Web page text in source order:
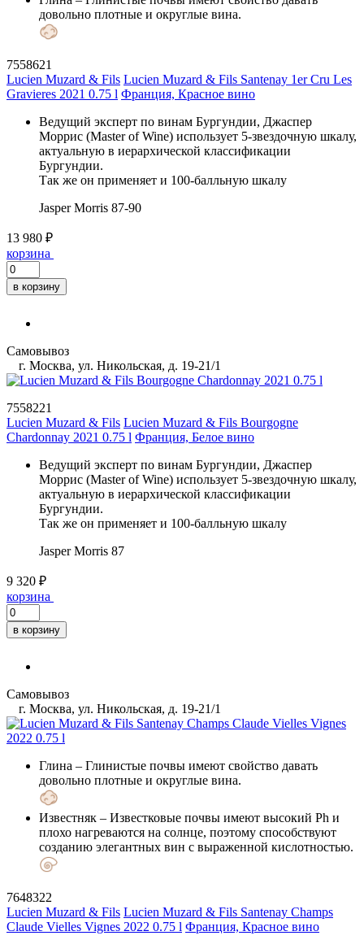
довольно плотные и округлые вина.
7558621
Lucien Muzard & Fils Lucien Muzard & Fils Santenay 1er Cru Les
Gravieres 2021 0.75 l Франция, Красное вино
Ведущий эксперт по винам Бургундии, Джаспер
Моррис (Master of Wine) использует 5-звездочную шкалу,
актуальную в иерархической классификации
Бургундии.
Так же он применяет и 100-балльную шкалу
Jasper Morris 87-90
13 980 ₽
корзина
в корзину
Самовывоз
г. Москва, ул. Никольская, д. 19-21/1
7558221
Lucien Muzard & Fils Lucien Muzard & Fils Bourgogne
Chardonnay 2021 0.75 l Франция, Белое вино
Ведущий эксперт по винам Бургундии, Джаспер
Моррис (Master of Wine) использует 5-звездочную шкалу,
актуальную в иерархической классификации
Бургундии.
Так же он применяет и 100-балльную шкалу
Jasper Morris 87
9 320 ₽
корзина
в корзину
Самовывоз
г. Москва, ул. Никольская, д. 19-21/1
Глина – Глинистые почвы имеют свойство давать
довольно плотные и округлые вина.
Известняк – Известковые почвы имеют высокий Ph и
плохо нагреваются на солнце, поэтому способствуют
созданию элегантных вин с выраженной кислотностью.
7648322
Lucien Muzard & Fils Lucien Muzard & Fils Santenay Champs
Claude Vielles Vignes 2022 0.75 l Франция, Красное вино